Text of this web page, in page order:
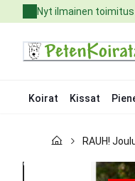
to
Nyt ilmainen
Koirat Kissat
Kissat
Eläinlääkäriruoat
RAUH!